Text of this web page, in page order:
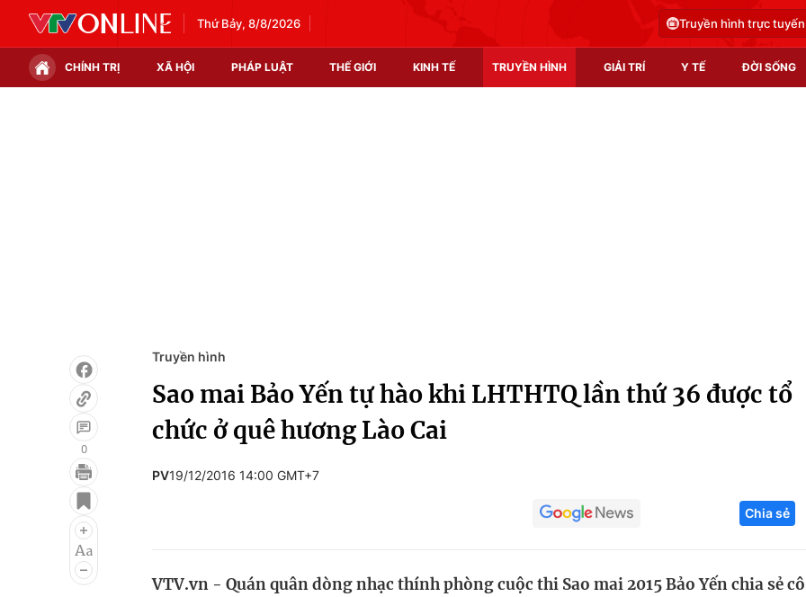
Thứ Bảy, 8/8/2026 Truyền hình trực tuyến
CHÍNH TRỊ XÃ HỘI PHÁP LUẬT THẾ GIỚI KINH TẾ TRUYỀN HÌNH GIẢI TRÍ Y TẾ ĐỜI SỐNG
Infographic
Điện ảnh
Âm nhạc
Chất lượng cuộc sống
Tuyển sinh
Hitech Công
Thị trường
0
Truyền hình
Sao mai Bảo Yến tự hào khi LHTHTQ lần thứ 36 được tổ
chức ở quê hương Lào Cai
PV19/12/2016 14:00 GMT+7
Chia sẻ
VTV.vn - Quán quân dòng nhạc thính phòng cuộc thi Sao mai 2015 Bảo Yến chia sẻ cô